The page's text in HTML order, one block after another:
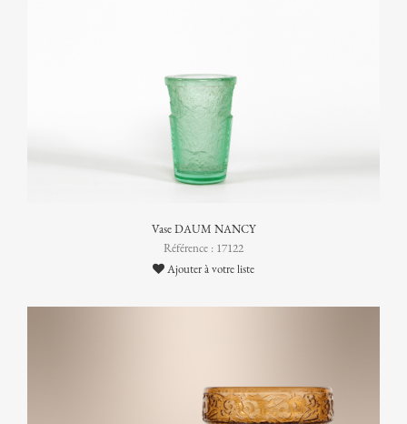
Vase DAUM NANCY
Référence : 17122
Ajouter à votre liste